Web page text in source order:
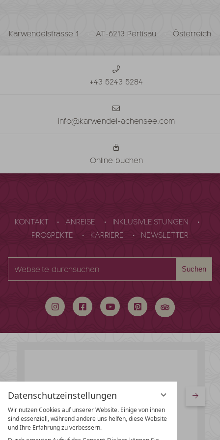
Datenschutzeinstellungen
Wir nutzen Cookies auf unserer Website. Einige von ihnen
sind essenziell, während andere uns helfen, diese Website
und Ihre Erfahrung zu verbessern.
Karwendelstrasse 1 AT-6213 Pertisau Österreich
+43 5243 5284
info@karwendel-achensee.com
Online buchen
KONTAKT ANREISE
INKLUSIVLEISTUNGEN
PROSPEKTE
KARRIERE NEWSLETTER
durchsuchen
Suchen